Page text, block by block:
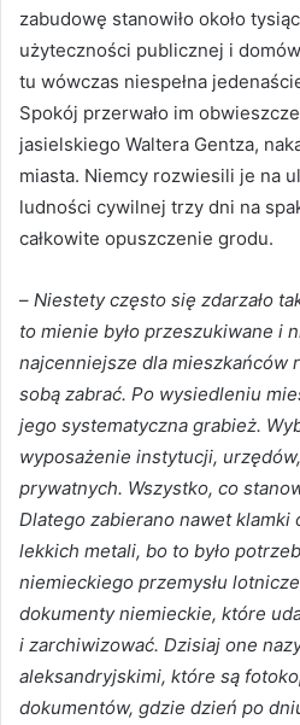
zabudowę stanowiło około
użyteczności publicznej i
tu wówczas niespełna
Spokój przerwało im
jasielskiego Waltera Gentza,
miasta. Niemcy rozwiesili je na
ludności cywilnej trzy dni na
całkowite opuszczenie grodu.
– Niestety często się zdarzało
to mienie było przeszukiwane i
najcenniejsze dla mieszkańców
sobą zabrać. Po wysiedleniu
jego systematyczna grabież.
wyposażenie instytucji,
prywatnych. Wszystko, co
Dlatego zabierano nawet klamki
lekkich metali, bo to było
niemieckiego przemysłu
dokumenty niemieckie, które
i zarchiwizować. Dzisiaj one
aleksandryjskimi, które są
dokumentów, gdzie dzień po